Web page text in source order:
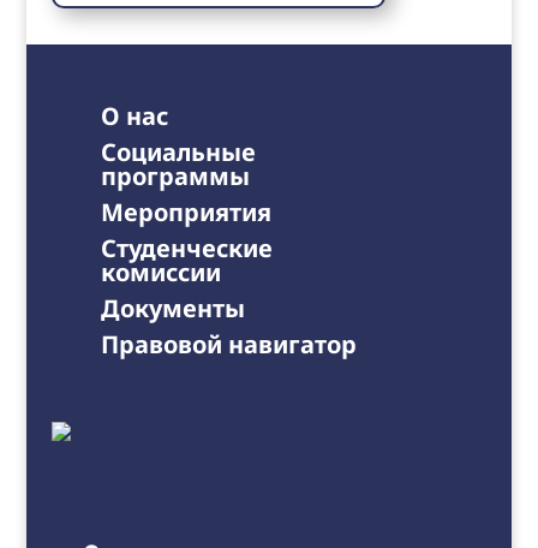
О нас
Социальные
программы
Мероприятия
Студенческие
комиссии
Документы
Правовой навигатор